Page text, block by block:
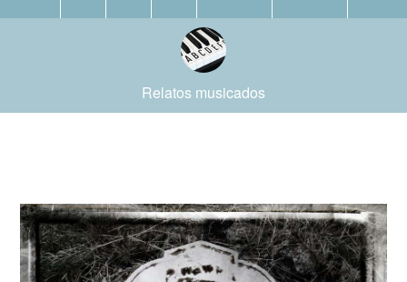
Relatos musicados